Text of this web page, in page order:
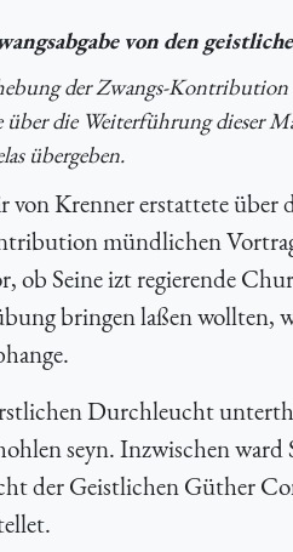
von den
der Zwangs-
die Weiterführung dieser
übergeben.
Krenner erstattete über
mündlichen
ob Seine izt regierende
bringen laßen wollten,
Durchleucht
seyn. Inzwischen
der Geistlichen Güther